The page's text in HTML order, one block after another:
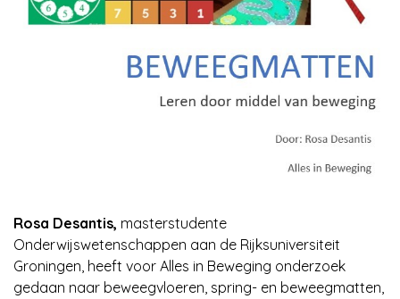
Rosa Desantis, masterstudente
Onderwijswetenschappen aan de Rijksuniversiteit
Groningen, heeft voor Alles in Beweging onderzoek
gedaan naar beweegvloeren, spring- en beweegmatten,